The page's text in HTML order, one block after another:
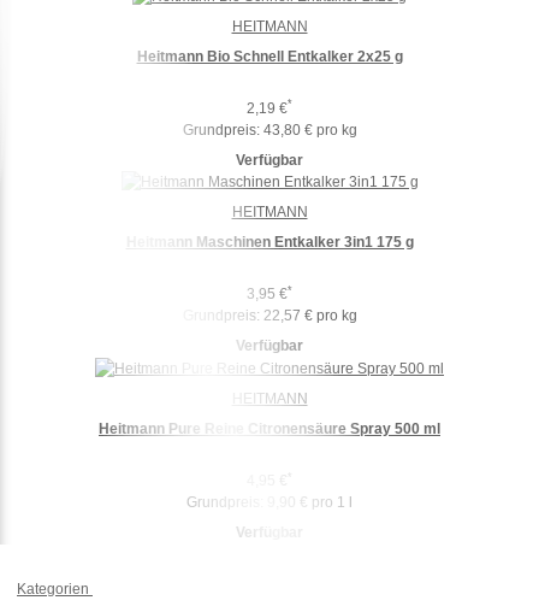
Heitmann Bio Schnell Entkalker 2x25 g
2,19 €*
Grundpreis: 43,80 € pro kg
Verfügbar
HEITMANN
Heitmann Maschinen Entkalker 3in1 175 g
3,95 €*
Grundpreis: 22,57 € pro kg
Verfügbar
HEITMANN
Heitmann Pure Reine Citronensäure Spray 500 ml
Grundpreis:
9,90 € pro 1 l
Verfügbar
HEITMANN
Kategorien